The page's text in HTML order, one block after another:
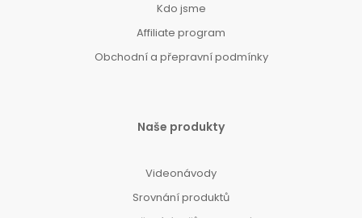
Kdo jsme
Affiliate program
Obchodní a přepravní podmínky
Naše produkty
Videonávody
Srovnání produktů